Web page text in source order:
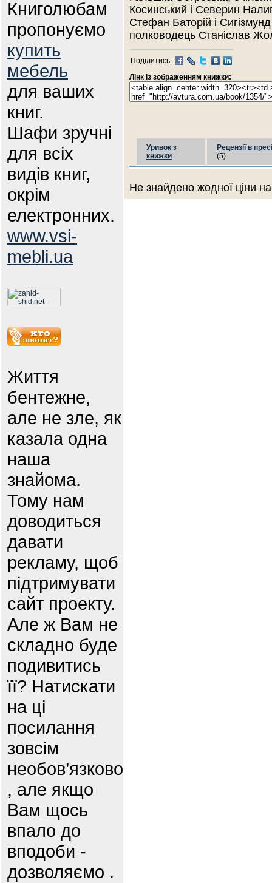
Книголюбам
пропонуємо
купить
мебель
для ваших
книг.
Шафи зручні
для всіх
видів книг,
окрім
електронних.
www.vsi-
mebli.ua
Життя
бентежне,
але не зле, як
казала одна
наша
знайома.
Тому нам
доводиться
давати
рекламу, щоб
підтримувати
сайт проекту.
Але ж Вам не
складно буде
подивитись
її? Натискати
на ці
посилання
зовсім
необов’язково
, але якщо
Вам щось
впало до
вподоби -
дозволяємо .
Косинський і Северин
Стефан Баторій і
полководець Станіслав
Поділитись:
Лінк із зображенням книжки:
Уривок з
книжки
Рецензії в пресі
(5)
Не знайдено жодної ціни